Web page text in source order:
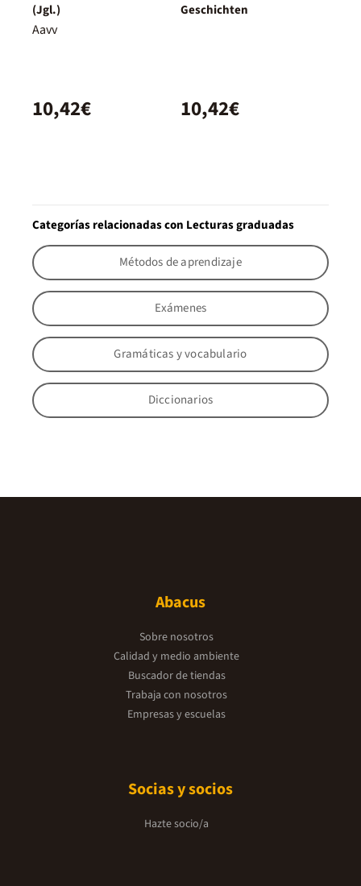
(Jgl.)
Aavv
10,42€
Geschichten
10,42€
Categorías relacionadas con Lecturas graduadas
Métodos de aprendizaje
Exámenes
Gramáticas y vocabulario
Diccionarios
Abacus
Sobre nosotros
Calidad y medio ambiente
Buscador de tiendas
Trabaja con nosotros
Empresas y escuelas
Socias y socios
Hazte socio/a